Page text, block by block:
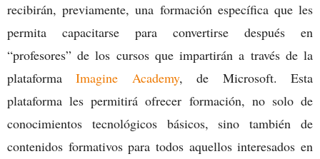
recibirán, previamente, una formación específica que les
permita capacitarse para convertirse después en
“profesores” de los cursos que impartirán a través de la
plataformaImagine Academy, de Microsoft. Esta
plataforma les permitirá ofrecer formación, no solo de
conocimientos tecnológicos básicos, sino también de
contenidos formativos para todos aquellos interesados en